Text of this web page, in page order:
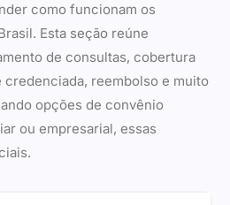
como funcionam os
Esta seção reúne
de consultas, cobertura
reembolso e muito
opções de convênio
ou empresarial, essas